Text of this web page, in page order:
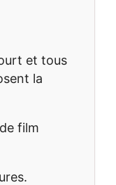
et tous
la
film